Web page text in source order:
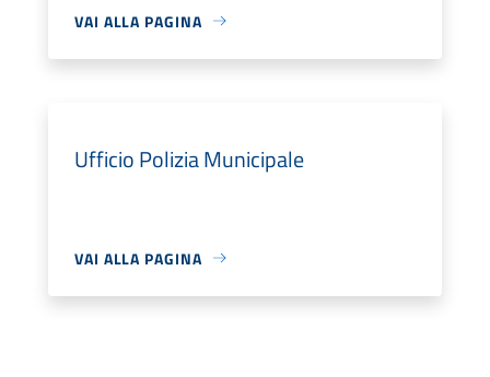
VAI ALLA PAGINA
Ufficio Polizia Municipale
VAI ALLA PAGINA